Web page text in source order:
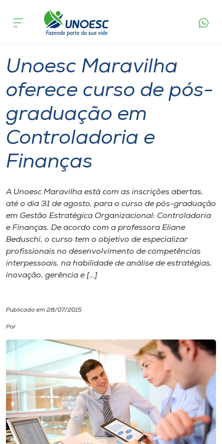
Cursos
Pesquisa
Atendimento ao Estudante
Portal de Ensino
Internacionalização
I.nova
Diplomados
Biblioteca
Editora
Rádio
acontece
Unoesc Maravilha
oferece curso de pós-
graduação em
Controladoria e
Finanças
A Unoesc Maravilha está com as inscrições abertas,
até o dia 31 de agosto, para o curso de pós-graduação
em Gestão Estratégica Organizacional: Controladoria
e Finanças. De acordo com a professora Eliane
Beduschi, o curso tem o objetivo de especializar
profissionais no desenvolvimento de competências
interpessoais, na habilidade de análise de estratégias,
inovação, gerência e […]
Publicado em 28/07/2015
Por